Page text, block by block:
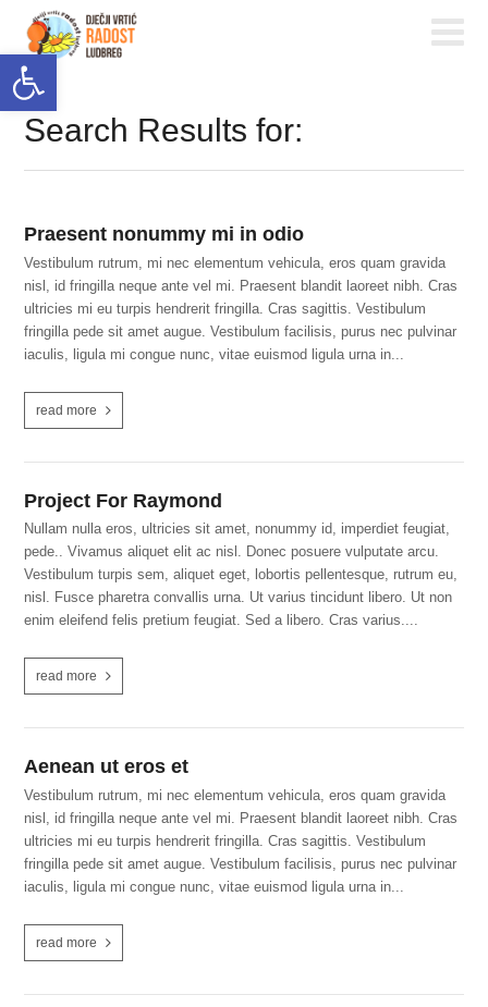
Open toolbar
Search Results for:
Praesent nonummy mi in odio
Vestibulum rutrum, mi nec elementum vehicula, eros quam gravida
nisl, id fringilla neque ante vel mi. Praesent blandit laoreet nibh. Cras
ultricies mi eu turpis hendrerit fringilla. Cras sagittis. Vestibulum
fringilla pede sit amet augue. Vestibulum facilisis, purus nec pulvinar
iaculis, ligula mi congue nunc, vitae euismod ligula urna in...
read more
Project For Raymond
Nullam nulla eros, ultricies sit amet, nonummy id, imperdiet feugiat,
pede.. Vivamus aliquet elit ac nisl. Donec posuere vulputate arcu.
Vestibulum turpis sem, aliquet eget, lobortis pellentesque, rutrum eu,
nisl. Fusce pharetra convallis urna. Ut varius tincidunt libero. Ut non
enim eleifend felis pretium feugiat. Sed a libero. Cras varius....
read more
Aenean ut eros et
Vestibulum rutrum, mi nec elementum vehicula, eros quam gravida
nisl, id fringilla neque ante vel mi. Praesent blandit laoreet nibh. Cras
ultricies mi eu turpis hendrerit fringilla. Cras sagittis. Vestibulum
fringilla pede sit amet augue. Vestibulum facilisis, purus nec pulvinar
iaculis, ligula mi congue nunc, vitae euismod ligula urna in...
read more